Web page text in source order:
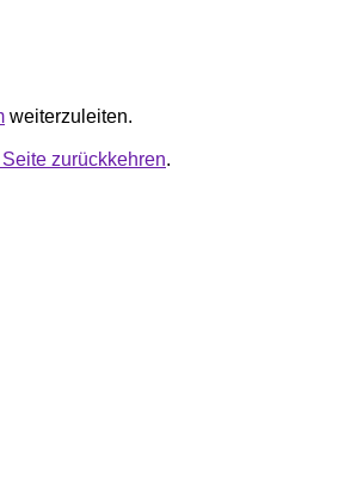
weiterzuleiten.
zurückkehren.